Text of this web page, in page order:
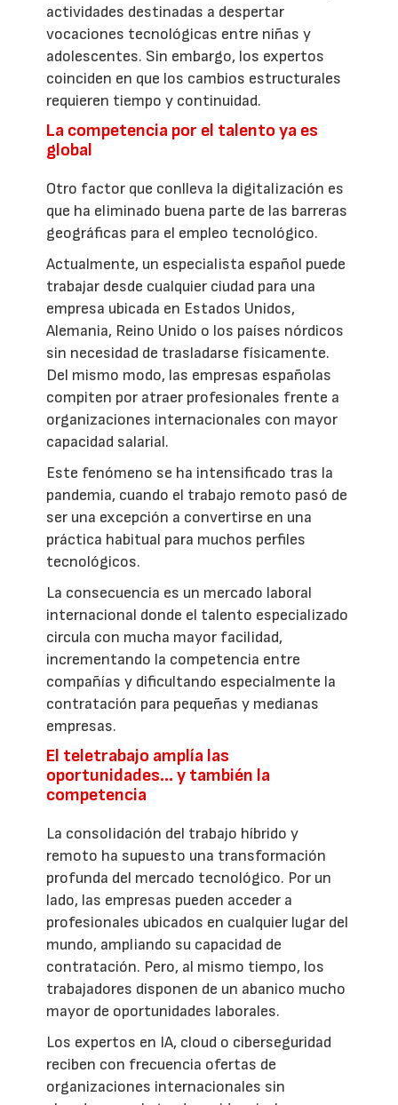
actividades destinadas a despertar
vocaciones tecnológicas entre niñas y
adolescentes. Sin embargo, los expertos
coinciden en que los cambios estructurales
requieren tiempo y continuidad.
La competencia por el talento ya es
global
Otro factor que conlleva la digitalización es
que ha eliminado buena parte de las barreras
geográficas para el empleo tecnológico.
Actualmente, un especialista español puede
trabajar desde cualquier ciudad para una
empresa ubicada en Estados Unidos,
Alemania, Reino Unido o los países nórdicos
sin necesidad de trasladarse físicamente.
Del mismo modo, las empresas españolas
compiten por atraer profesionales frente a
organizaciones internacionales con mayor
capacidad salarial.
Este fenómeno se ha intensificado tras la
pandemia, cuando el trabajo remoto pasó de
ser una excepción a convertirse en una
práctica habitual para muchos perfiles
tecnológicos.
La consecuencia es un mercado laboral
internacional donde el talento especializado
circula con mucha mayor facilidad,
incrementando la competencia entre
compañías y dificultando especialmente la
contratación para pequeñas y medianas
empresas.
El teletrabajo amplía las
oportunidades… y también la
competencia
La consolidación del trabajo híbrido y
remoto ha supuesto una transformación
profunda del mercado tecnológico. Por un
lado, las empresas pueden acceder a
profesionales ubicados en cualquier lugar del
mundo, ampliando su capacidad de
contratación. Pero, al mismo tiempo, los
trabajadores disponen de un abanico mucho
mayor de oportunidades laborales.
Los expertos en IA, cloud o ciberseguridad
reciben con frecuencia ofertas de
organizaciones internacionales sin